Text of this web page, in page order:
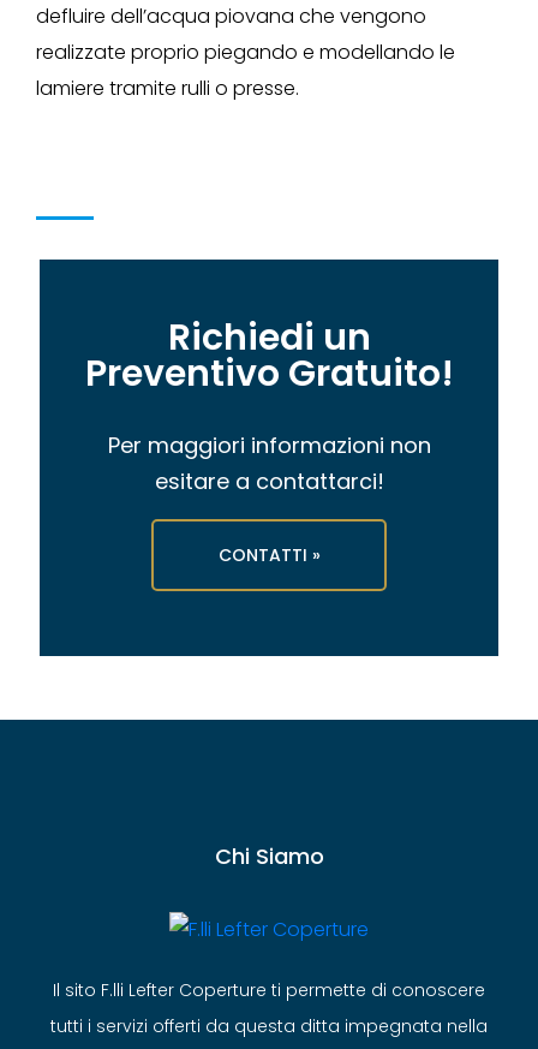
defluire dell’acqua piovana che vengono
realizzate proprio piegando e modellando le
lamiere tramite rulli o presse.
Richiedi un
Preventivo Gratuito!
Per maggiori informazioni non
esitare a contattarci!
CONTATTI »
Chi Siamo
Il sito F.lli Lefter Coperture ti permette di conoscere
tutti i servizi offerti da questa ditta impegnata nella